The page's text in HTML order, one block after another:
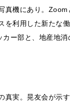
真機にあり。
を利用した新たな
ー部と、地産地
真実。晃友会が示